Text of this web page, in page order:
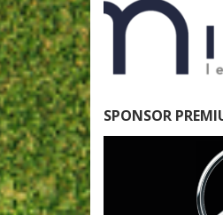
SPONSOR